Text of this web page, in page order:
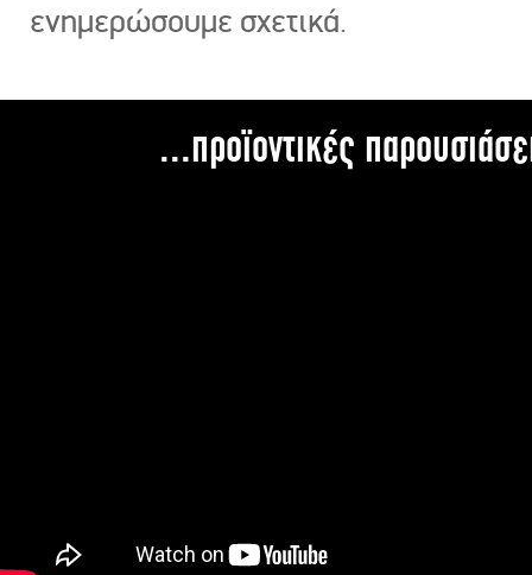
ενημερώσουμε σχετικά.
...προϊοντικές